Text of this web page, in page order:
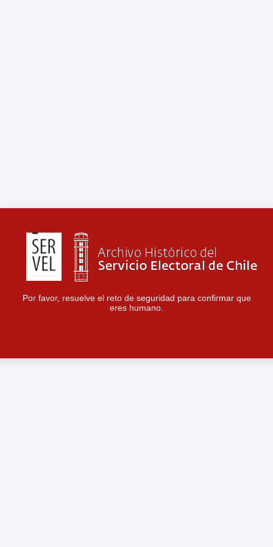
Por favor, resuelve el reto de seguridad para confirmar que
eres humano.